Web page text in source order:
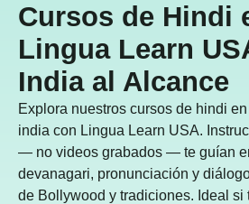
Cursos de Hindi
Lingua Learn
India al Alcance
Explora nuestros cursos de hindi
india con Lingua Learn USA.
— no videos grabados — te guían
devanagari, pronunciación y
de Bollywood y tradiciones. Ideal si